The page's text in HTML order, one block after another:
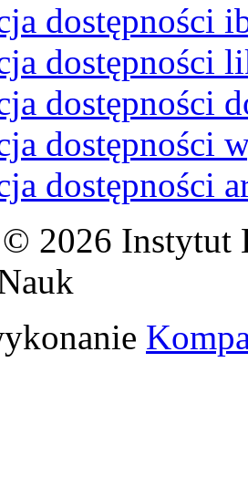
dostępności
dostępności
dostępności
dostępności
dostępności
2026 Instytut